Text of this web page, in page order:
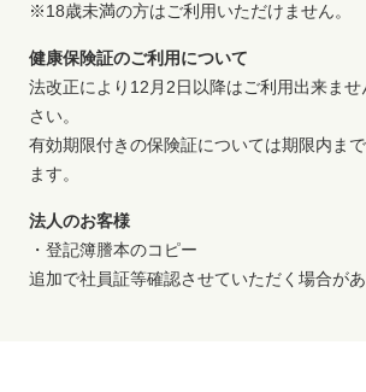
※18歳未満の方はご利用いただけません。
健康保険証のご利用について
法改正により12月2日以降はご利用出来ま
さい。
有効期限付きの保険証については期限内ま
ます。
法人のお客様
・登記簿謄本のコピー
追加で社員証等確認させていただく場合があ